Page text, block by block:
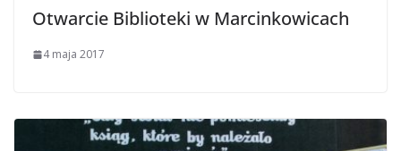
Otwarcie Biblioteki w Marcinkowicach
4 maja 2017